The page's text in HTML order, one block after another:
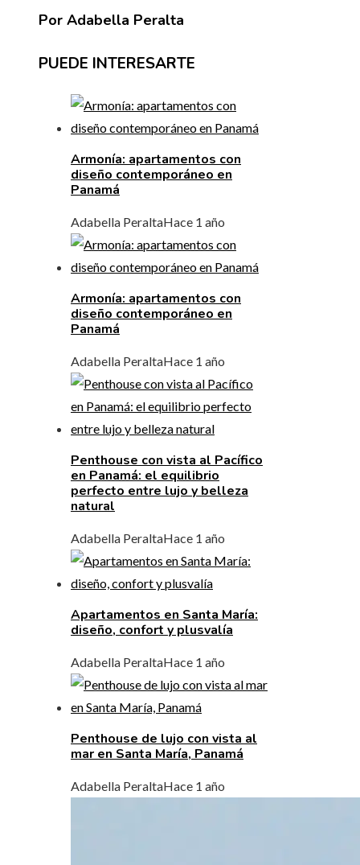
Por Adabella Peralta
PUEDE INTERESARTE
Armonía: apartamentos con
diseño contemporáneo en
Panamá
Adabella PeraltaHace 1 año
Armonía: apartamentos con
diseño contemporáneo en
Panamá
Adabella PeraltaHace 1 año
Penthouse con vista al Pacífico
en Panamá: el equilibrio
perfecto entre lujo y belleza
natural
Adabella PeraltaHace 1 año
Apartamentos en Santa María:
diseño, confort y plusvalía
Adabella PeraltaHace 1 año
Penthouse de lujo con vista al
mar en Santa María, Panamá
Adabella PeraltaHace 1 año